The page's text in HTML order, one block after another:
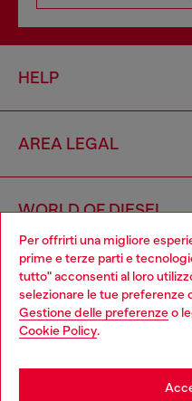
Per offrirti una migliore
prime e terze parti e
tutto" acconsenti al loro
selezionare le tue preferenze
Gestione delle preferenzeo
Cookie Policy.
HELP
AREA LEGAL
WORLD OF DIESEL
CORPORATE
Choose your location
You are currently browsing
be based in United States